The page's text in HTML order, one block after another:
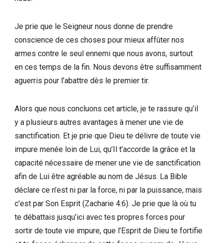
Je prie que le Seigneur nous donne de prendre
conscience de ces choses pour mieux affûter nos
armes contre le seul ennemi que nous avons, surtout
en ces temps de la fin. Nous devons être suffisamment
aguerris pour l’abattre dès le premier tir.
Alors que nous concluons cet article, je te rassure qu’il
y a plusieurs autres avantages à mener une vie de
sanctification. Et je prie que Dieu te délivre de toute vie
impure menée loin de Lui, qu’Il t’accorde la grâce et la
capacité nécessaire de mener une vie de sanctification
afin de Lui être agréable au nom de Jésus. La Bible
déclare ce n’est ni par la force, ni par la puissance, mais
c’est par Son Esprit (Zacharie 4:6). Je prie que là où tu
te débattais jusqu’ici avec tes propres forces pour
sortir de toute vie impure, que l’Esprit de Dieu te fortifie